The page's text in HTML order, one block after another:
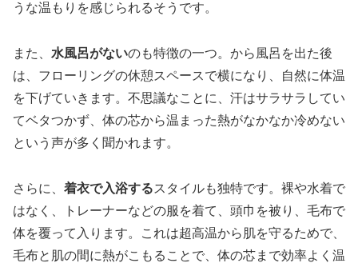
うな温もりを感じられるそうです。
また、 水風呂がないのも特徴の一つ。から風呂を出た後
は、フローリングの休憩スペースで横になり、自然に体温
を下げていきます。不思議なことに、汗はサラサラしてい
てベタつかず、体の芯から温まった熱がなかなか冷めない
という声が多く聞かれます。
さらに、 着衣で入浴するスタイルも独特です。裸や水着で
はなく、トレーナーなどの服を着て、頭巾を被り、毛布で
体を覆って入ります。これは超高温から肌を守るためで、
毛布と肌の間に熱がこもることで、体の芯まで効率よく温